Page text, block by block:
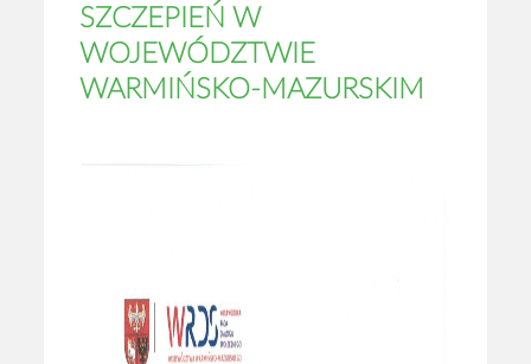
SZCZEPIEŃ W
WOJEWÓDZTWIE
WARMIŃSKO-MAZURSKIM